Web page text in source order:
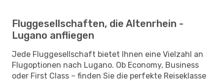
Fluggesellschaften, die Altenrhein -
Lugano anfliegen
Jede Fluggesellschaft bietet Ihnen eine Vielzahl an
Flugoptionen nach Lugano. Ob Economy, Business
oder First Class – finden Sie die perfekte Reiseklasse